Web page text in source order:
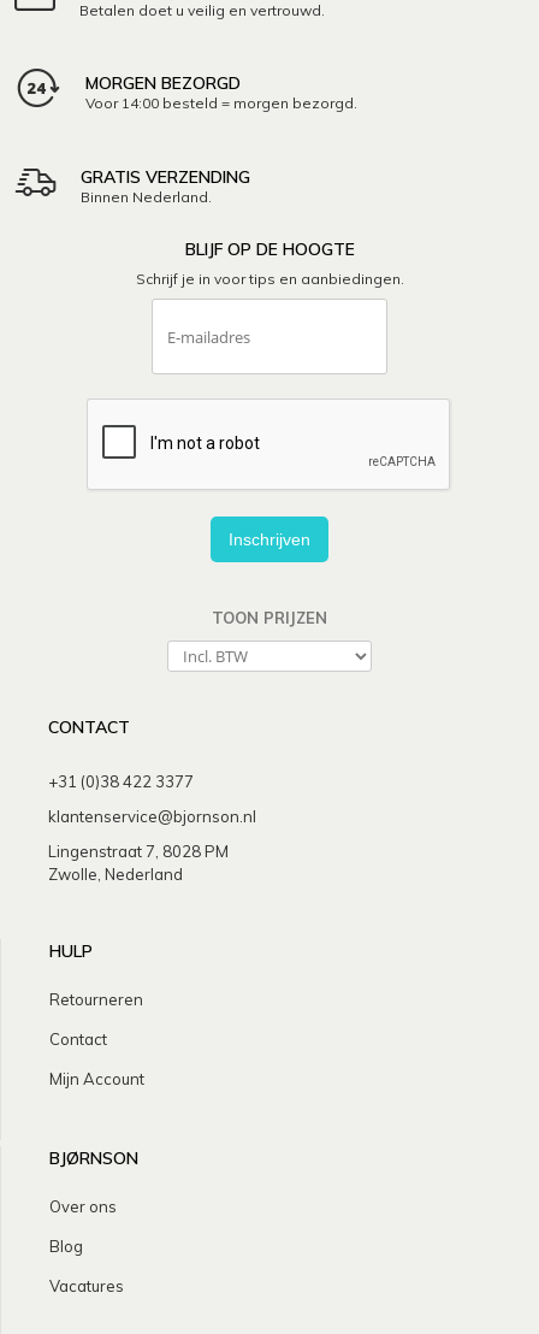
Betalen doet u veilig en vertrouwd.
MORGEN BEZORGD
Voor 14:00 besteld = morgen bezorgd.
GRATIS VERZENDING
Binnen Nederland.
BLIJF OP DE HOOGTE
Schrijf je in voor tips en aanbiedingen.
Inschrijven
TOON PRIJZEN
CONTACT
+31 (0)38 422 3377
klantenservice@bjornson.nl
Lingenstraat 7, 8028 PM
Zwolle, Nederland
HULP
Retourneren
Contact
Mijn Account
BJØRNSON
Over ons
Blog
Vacatures